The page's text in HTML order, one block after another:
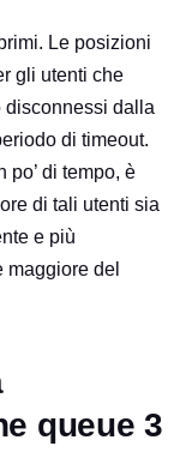
Le posizioni
gli utenti che
disconnessi dalla
di timeout.
po’ di tempo, è
di tali utenti sia
e più
del
queue 3